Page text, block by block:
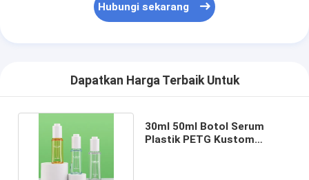
Hubungi sekarang
Dapatkan Harga Terbaik Untuk
30ml 50ml Botol Serum
Plastik PETG Kustom